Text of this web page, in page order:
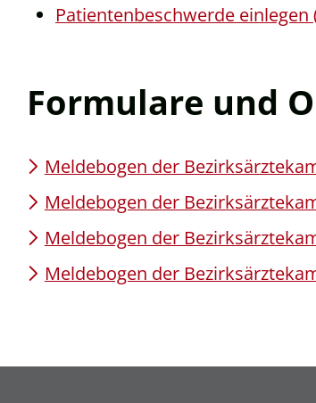
Patientenbeschwerde
Formulare und
Meldebogen der
Meldebogen der
Meldebogen der
Meldebogen der